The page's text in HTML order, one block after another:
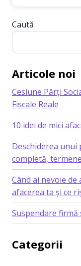
Caută
Articole noi
Cesiune Părți
Fiscale Reale
10 idei de mici
Deschiderea unui
completă,
Când ai nevoie
afacerea ta și ce
Suspendare
Categorii